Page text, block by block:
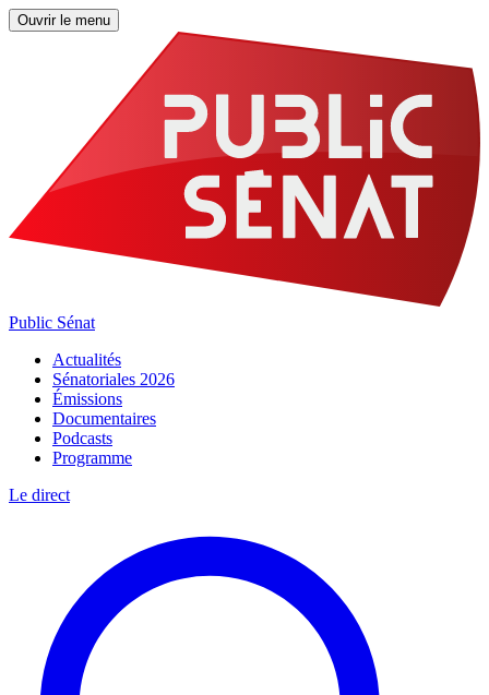
Ouvrir le menu
Public Sénat
Actualités
Sénatoriales 2026
Émissions
Documentaires
Podcasts
Programme
Le direct